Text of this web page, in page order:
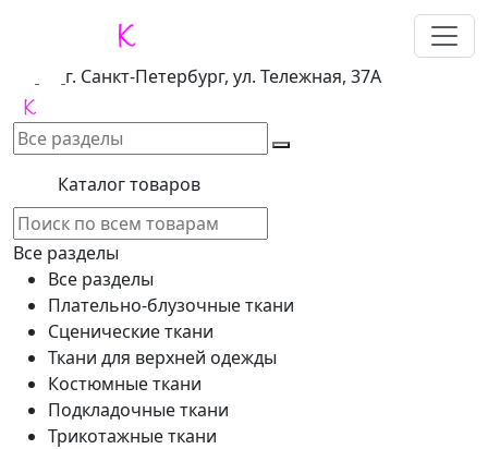
г. Санкт-Петербург, ул. Тележная, 37А
Каталог товаров
Все разделы
Все разделы
Плательно-блузочные ткани
Сценические ткани
Ткани для верхней одежды
Костюмные ткани
Подкладочные ткани
Трикотажные ткани